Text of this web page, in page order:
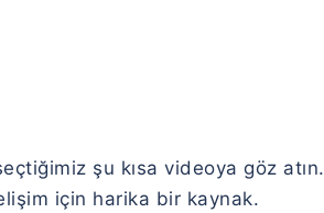
şu kısa videoya göz atın.
için harika bir kaynak.